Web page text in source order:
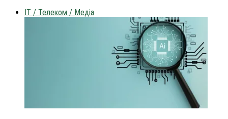
IT / Телеком / Медіа